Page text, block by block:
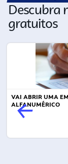
Descubra
gratuitos
VAI ABRIR UMA
ALFANUMÉRICO